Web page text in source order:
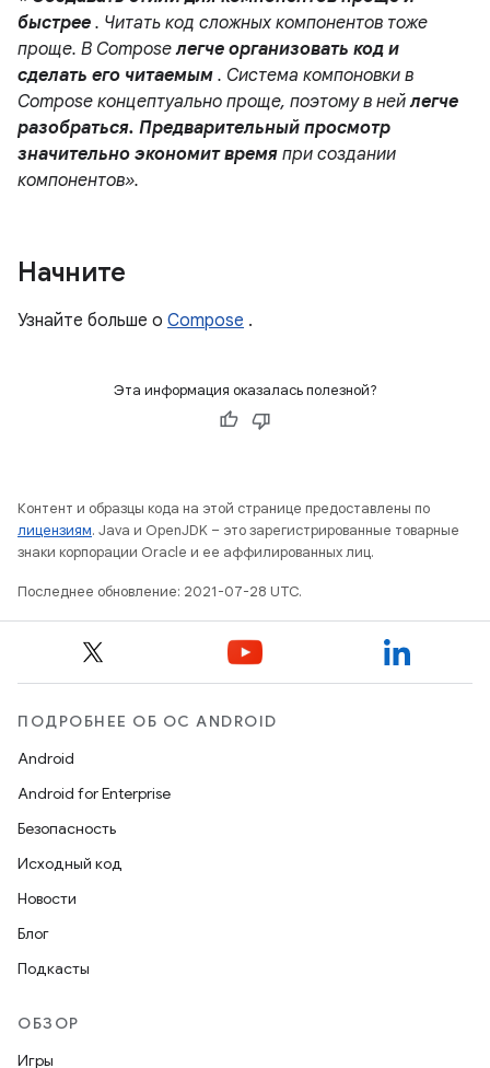
быстрее . Читать код сложных компонентов тоже
проще. В Composeлегче организовать код и
сделать его читаемым . Система компоновки в
Compose концептуально проще, поэтому в нейлегче
разобраться. Предварительный просмотр
значительно экономит время при создании
компонентов».
Начните
Узнайте больше о Compose .
Эта информация оказалась полезной?
Контент и образцы кода на этой странице предоставлены по
лицензиям. Java и OpenJDK – это зарегистрированные товарные
знаки корпорации Oracle и ее аффилированных лиц.
Последнее обновление: 2021-07-28 UTC.
ПОДРОБНЕЕ ОБ ОС ANDROID
Android
Android for Enterprise
Безопасность
Исходный код
Новости
Блог
Подкасты
ОБЗОР
Игры